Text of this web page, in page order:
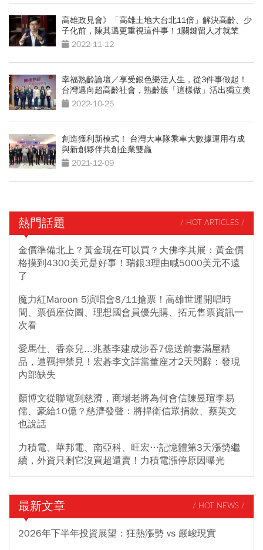
高雄政見會》「高雄土地大台北11倍」解決高齡、少
子化前，陳其邁更重視這件事！1關鍵留人才就業
2022-11-12
幸福熟齡論壇／享受銀色樂活人生，從3件事做起！
台灣邁向超高齡社會，熟齡族「這樣做」活出獨立美
好老後
2022-10-25
創造獲利新模式！ 台灣大車隊乘車大數據運用有成
與新創夥伴共創企業雙贏
2021-12-09
熱門話題 / HOT ARTICLES /
金價準備北上？黃金現在可以買？大佛李其展：黃金價
格摸到4300美元是好事！瑞銀3理由喊5000美元不遠
了
魔力紅Maroon 5演唱會8/11搶票！高雄世運開唱時
間、票價座位圖、理想國會員優先購、拓元售票資訊一
次看
愛馬仕、香奈兒...兆基李建成涉吞7億送前妻滿屋精
品，遭羈押禁見！宏碁李文詳當董座才2天閃辭：發現
內部缺失
顏博文從聯電到慈濟，商場老將為何會信陳昱瑄李易
儒、豪給10億？慈濟發聲：將捍衛信眾捐款、蔡英文
也說話
力積電、華邦電、南亞科、旺宏…記憶體第3天漲勢繼
續，外資只剩它沒買超還賣！力積電漲停原因曝光
最新文章 / HOT NEWS /
2026年下半年投資展望：狂熱漲勢 vs 嚴峻現實